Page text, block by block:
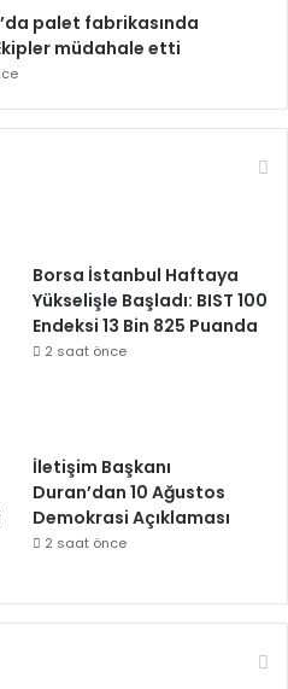
palet fabrikasında
müdahale etti
Borsa İstanbul Haftaya
Yükselişle Başladı: BIST 100
Endeksi 13 Bin 825 Puanda
2 saat önce
İletişim Başkanı
Duran’dan 10 Ağustos
Demokrasi Açıklaması
2 saat önce